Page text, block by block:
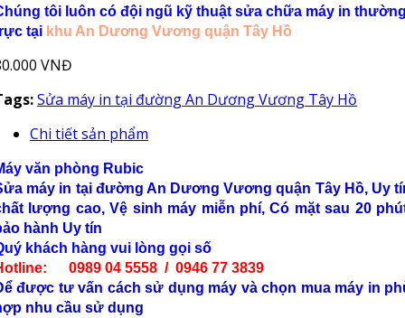
tôi luôn có đội ngũ kỹ thuật sửa chữa máy in
tại khu An Dương Vương quận Tây Hồ
VNĐ
Sửa máy in tại đường An Dương Vương Tây Hồ
Chi tiết sản phẩm
văn phòng Rubic
máy in tại đường An Dương Vương quận Tây Hồ, Uy
lượng cao, Vệ sinh máy miễn phí, Có mặt sau 20
hành Uy tín
khách hàng vui lòng gọi số
0989 04 5558 / 0946 77 3839
được tư vấn cách sử dụng máy và chọn mua máy in
nhu cầu sử dụng